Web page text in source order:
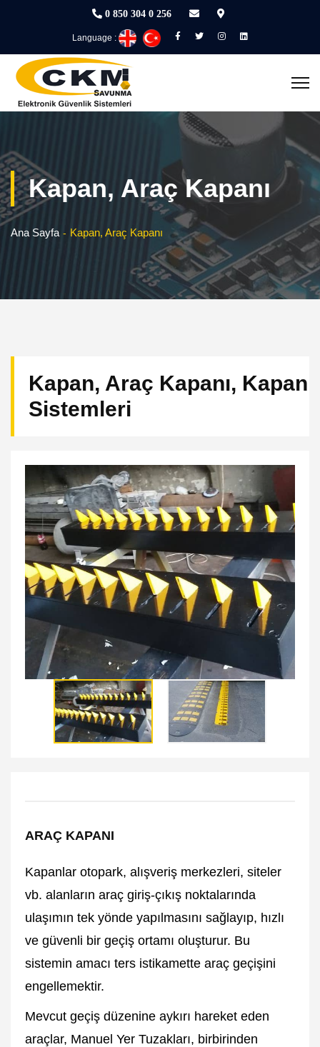
0 850 304 0 256
Language :
Kapan, Araç Kapanı
Ana Sayfa Kapan, Araç Kapanı
Kapan, Araç Kapanı, Kapan
Sistemleri
ARAÇ KAPANI
Kapanlar otopark, alışveriş merkezleri, siteler
vb. alanların araç giriş-çıkış noktalarında
ulaşımın tek yönde yapılmasını sağlayıp, hızlı
ve güvenli bir geçiş ortamı oluşturur. Bu
sistemin amacı ters istikamette araç geçişini
engellemektir.
Mevcut geçiş düzenine aykırı hareket eden
araçlar, Manuel Yer Tuzakları, birbirinden